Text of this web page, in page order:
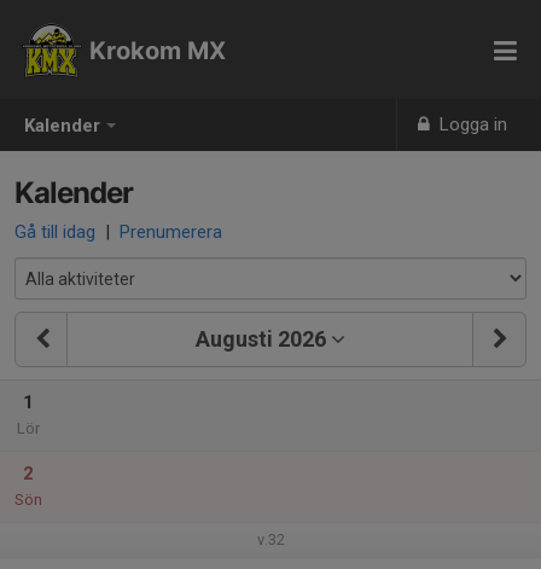
Kalender Logga in
Krokom MX
Kalender
Gå till idag | Prenumerera
Augusti 2026
1
Lör
2
Sön
v.32